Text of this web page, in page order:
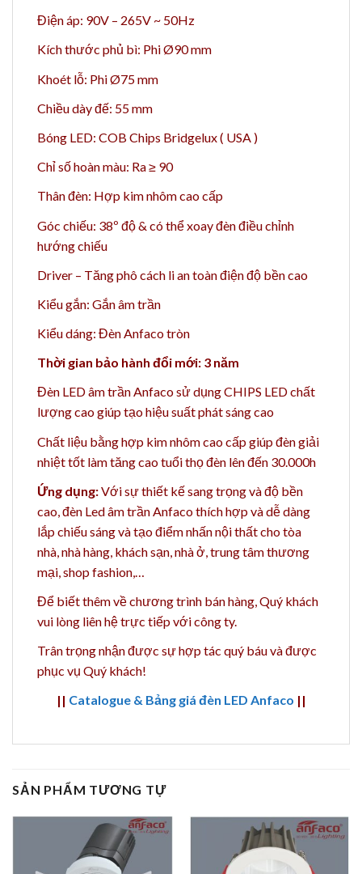
Điện áp: 90V – 265V ~ 50Hz
Kích thước phủ bì: Phi Ø90 mm
Khoét lỗ: Phi Ø75 mm
Chiều dày đế: 55 mm
Bóng LED: COB Chips Bridgelux ( USA )
Chỉ số hoàn màu: Ra ≥ 90
Thân đèn: Hợp kim nhôm cao cấp
Góc chiếu: 38º độ & có thể xoay đèn điều chỉnh
hướng chiếu
Driver – Tăng phô cách li an toàn điện độ bền cao
Kiểu gắn: Gắn âm trần
Kiểu dáng: Đèn Anfaco tròn
Thời gian bảo hành đổi mới: 3 năm
Đèn LED âm trần Anfaco sử dụng CHIPS LED chất
lượng cao giúp tạo hiệu suất phát sáng cao
Chất liệu bằng hợp kim nhôm cao cấp giúp đèn giải
nhiệt tốt làm tăng cao tuổi thọ đèn lên đến 30.000h
Ứng dụng:Với sự thiết kế sang trọng và độ bền
cao, đèn Led âm trần Anfaco thích hợp và dễ dàng
lắp chiếu sáng và tạo điểm nhấn nội thất cho tòa
nhà, nhà hàng, khách sạn, nhà ở, trung tâm thương
mại, shop fashion,…
Để biết thêm về chương trình bán hàng,Quý khách
vui lòng liên hệ trực tiếp với công ty.
Trân trọng nhận được sự hợp tác quý báu và được
phục vụ Quý khách!
|| Catalogue & Bảng giá đèn LED Anfaco ||
SẢN PHẨM TƯƠNG TỰ